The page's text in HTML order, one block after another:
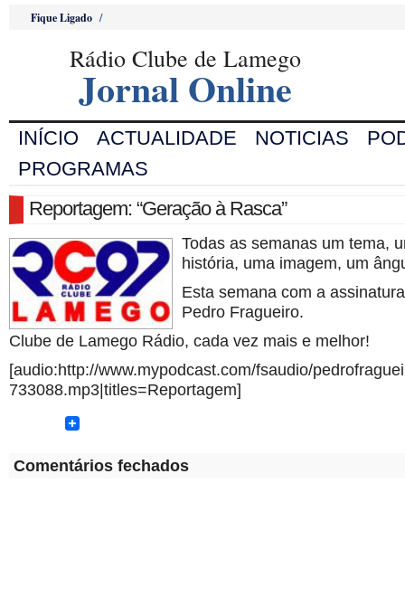
Fique Ligado /
Rádio Clube de Lamego
Jornal Online
INÍCIO ACTUALIDADE NOTICIAS
PROGRAMAS
Reportagem: “Geração à Rasca”
Todas as semanas um tema,
história, uma imagem, um
Esta semana com a
Pedro Fragueiro.
Clube de Lamego Rádio, cada vez mais e melhor!
[audio:http://www.mypodcast.com/fsaudio/
733088.mp3|titles=Reportagem]
Comentários fechados